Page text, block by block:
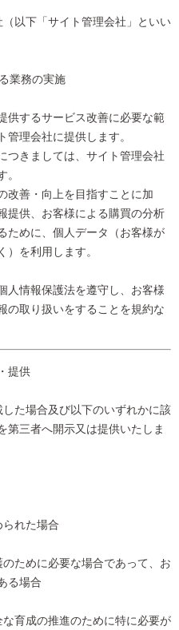
以下「サイト管理会社」といい
業務の実施
供するサービス改善に必要な範
理会社に提供します。
つきましては、サイト管理会社
改善・向上を目指すことに加
提供、お客様による購買の分析
ために、個人データ（お客様が
を利用します。
人情報保護法を遵守し、お客様
の取り扱いをすることを規約な
提供
た場合及び以下のいずれかに該
第三者へ開示又は提供いたしま
れた場合
ために必要な場合であって、お
る場合
育成の推進のために特に必要が